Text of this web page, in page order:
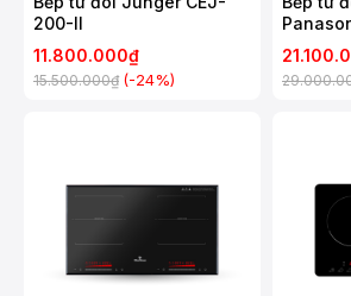
200-II
11.800.000₫
15.500.000₫ (-24%)